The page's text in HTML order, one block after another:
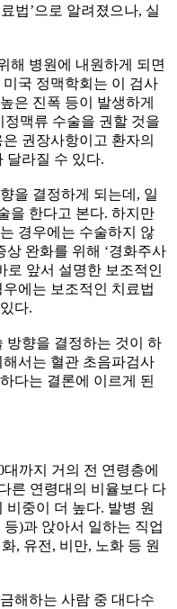
법’으로 알려졌으나, 실
해 병원에 내원하게 되면
국 정맥학회는 이 검사
은 진폭 등이 발생하게
정맥류 수술을 권할 것을
권장사항이고 환자의
달라질 수 있다.
을 결정하게 되는데, 일
을 한다고 본다. 하지만
경우에는 수술하지 않
완화를 위해 ‘경화주사
로 앞서 설명한 보조적인
에는 보조적인 치료법
다.
방향을 결정하는 것이 하
서는 혈관 초음파검사
다는 결론에 이르게 된
까지 거의 전 연령층에
른 연령대의 비율보다 다
중이 더 높다. 발병 원
)과 앉아서 일하는 직업
, 유전, 비만, 노화 등 원
해하는 사람 중 대다수